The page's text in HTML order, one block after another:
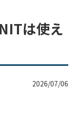
は使え
2026/07/06